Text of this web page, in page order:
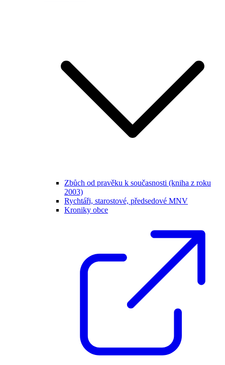
Zbůch od pravěku k současnosti (kniha z roku
2003)
Rychtáři, starostové, předsedové MNV
Kroniky obce